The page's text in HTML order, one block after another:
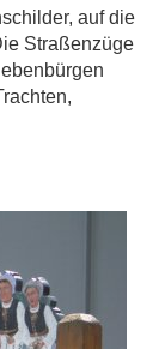
auf die
Straßenzüge